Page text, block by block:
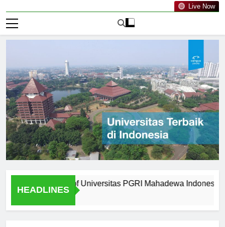
Live Now
HEADLINES
Graduates of Universitas PGRI Mahadewa Indonesia